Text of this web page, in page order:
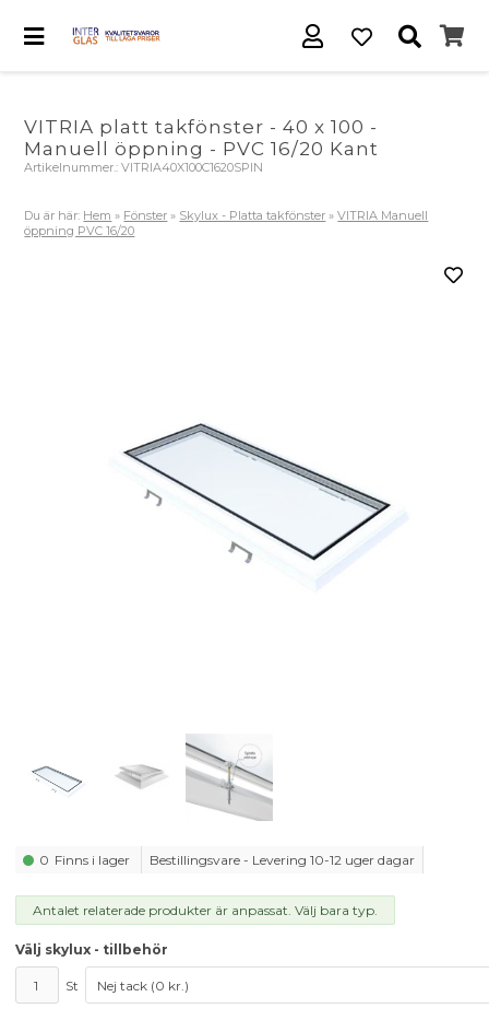
VITRIA platt takfönster - 40 x 100 -
Manuell öppning - PVC 16/20 Kant
Artikelnummer.:VITRIA40X100C1620SPIN
Du är här: Hem » Fönster » Skylux - Platta takfönster »VITRIA Manuell
öppning PVC 16/20
0 Finns i lager Bestillingsvare - Levering 10-12 uger dagar
Antalet relaterade produkter är anpassat. Välj bara typ.
Välj skylux - tillbehör
St